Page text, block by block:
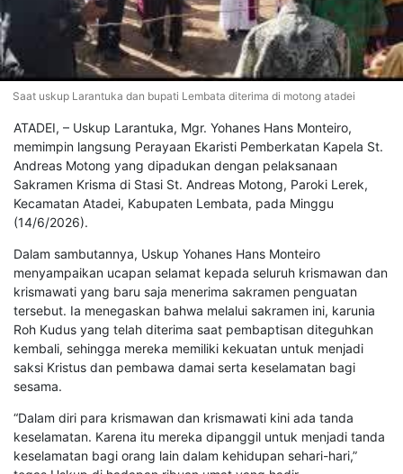
Saat uskup Larantuka dan bupati Lembata diterima di motong atadei
ATADEI, – Uskup Larantuka, Mgr. Yohanes Hans Monteiro,
memimpin langsung Perayaan Ekaristi Pemberkatan Kapela St.
Andreas Motong yang dipadukan dengan pelaksanaan
Sakramen Krisma di Stasi St. Andreas Motong, Paroki Lerek,
Kecamatan Atadei, Kabupaten Lembata, pada Minggu
(14/6/2026).
Dalam sambutannya, Uskup Yohanes Hans Monteiro
menyampaikan ucapan selamat kepada seluruh krismawan dan
krismawati yang baru saja menerima sakramen penguatan
tersebut. Ia menegaskan bahwa melalui sakramen ini, karunia
Roh Kudus yang telah diterima saat pembaptisan diteguhkan
kembali, sehingga mereka memiliki kekuatan untuk menjadi
saksi Kristus dan pembawa damai serta keselamatan bagi
sesama.
“Dalam diri para krismawan dan krismawati kini ada tanda
keselamatan. Karena itu mereka dipanggil untuk menjadi tanda
keselamatan bagi orang lain dalam kehidupan sehari-hari,”